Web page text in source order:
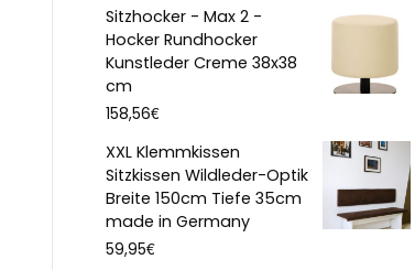
Sitzhocker - Max 2 -
Hocker Rundhocker
Kunstleder Creme 38x38
cm
158,56€
XXL Klemmkissen
Sitzkissen Wildleder-Optik
Breite 150cm Tiefe 35cm
made in Germany
59,95€